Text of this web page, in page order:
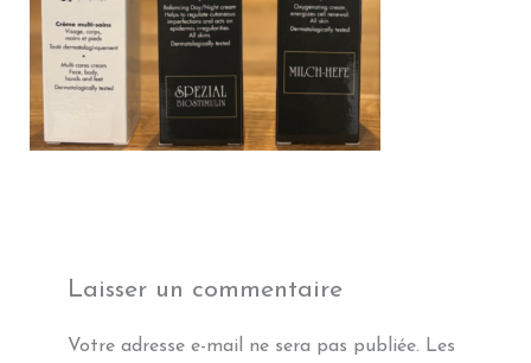
Laisser un commentaire
Votre adresse e-mail ne sera pas publiée. Les